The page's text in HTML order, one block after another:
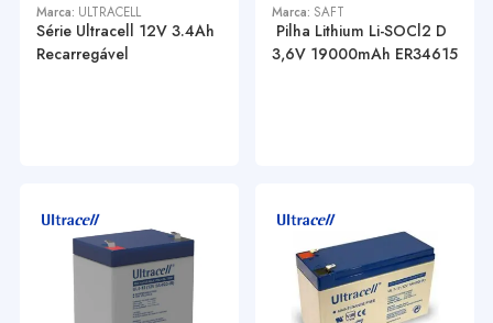
Marca: ULTRACELL
Série Ultracell 12V 3.4Ah
Recarregável
Marca: SAFT
Pilha Lithium Li-SOCl2 D
3,6V 19000mAh ER34615